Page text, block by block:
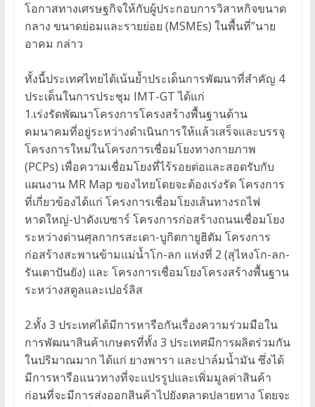
โอกาสทางเศรษฐกิจให้กับผู้ประกอบการวิสาหกิจขนาด
กลาง ขนาดย่อมและรายย่อย (MSMEs) ในพื้นที่”นาย
อาคม กล่าว
ทั้งนี้ประเทศไทยได้เน้นย้ำประเด็นการพัฒนาที่สำคัญ 4
ประเด็นในการประชุม IMT-GT ได้แก่
1.เร่งรัดพัฒนาโครงการโครงสร้างพื้นฐานด้าน
คมนาคมที่อยู่ระหว่างดำเนินการให้แล้วเสร็จและบรรจุ
โครงการใหม่ในโครงการเชื่อมโยงทางกายภาพ
(PCPs) เพื่อความเชื่อมโยงที่ไร้รอยต่อและสอดรับกับ
แผนงาน MR Map ของไทยโดยจะต้องเร่งรัด โครงการ
ที่เกี่ยวข้องได้แก่ โครงการเชื่อมโยงเส้นทางรถไฟ
หาดใหญ่-ปาดังเบซาร์ โครงการก่อสร้างถนนเชื่อมโยง
ระหว่างด่านศุลกากรสะเดา-บูกิตกายูฮิตัม โครงการ
ก่อสร้างสะพานข้ามแม่น้ำโก-ลก แห่งที่ 2 (สุไหงโก-ลก-
รันเตาปันยัง) และ โครงการเชื่อมโยงโครงสร้างพื้นฐาน
ระหว่างสตูลและเปอร์ลิส
2.ทั้ง 3 ประเทศได้มีการหารือกันเรื่องความร่วมมือใน
การพัฒนาสินค้าเกษตรที่ทั้ง 3 ประเทศมีการผลิตร่วมกัน
ในปริมาณมาก ได้แก่ ยางพารา และปาล์มน้ำมัน ซึ่งได้
มีการหารือแนวทางที่จะแปรรูปและเพิ่มมูลค่าสินค้า
ก่อนที่จะมีการส่งออกสินค้าไปยังตลาดปลายทาง โดยจะ